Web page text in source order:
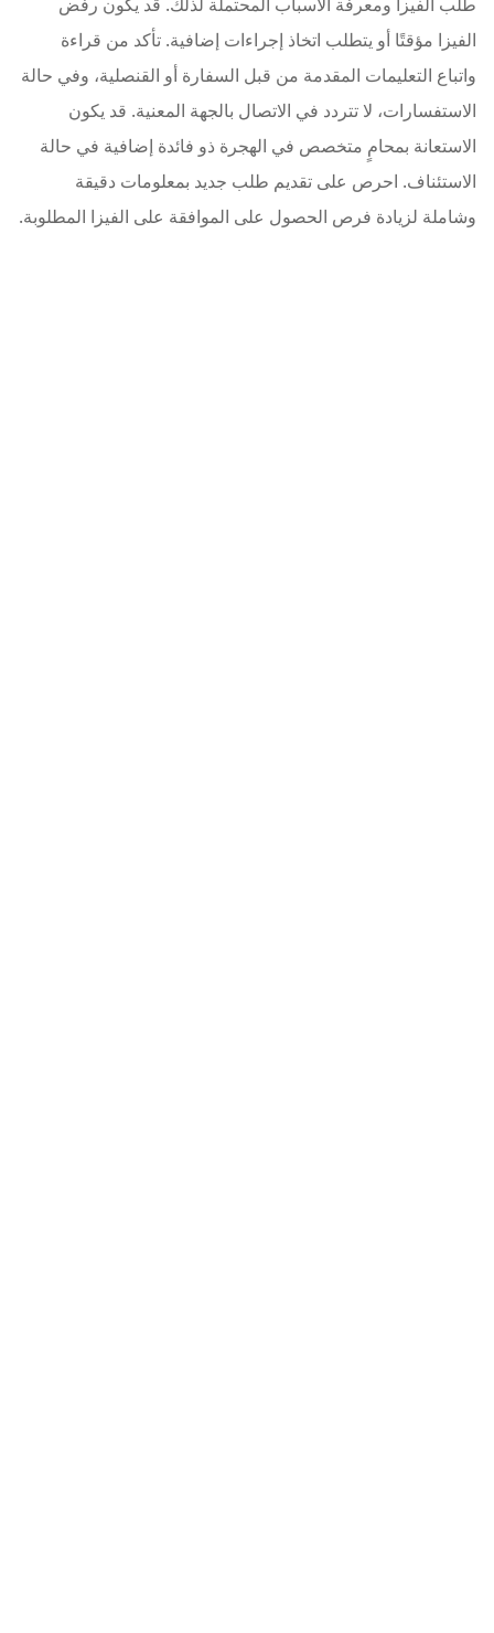
الفيزا مؤقتًا أو يتطلب اتخاذ إجراءات إضافية. تأكد من قراءة
واتباع التعليمات المقدمة من قبل السفارة أو القنصلية، وفي حالة
الاستفسارات، لا تتردد في الاتصال بالجهة المعنية. قد يكون
الاستعانة بمحامٍ متخصص في الهجرة ذو فائدة إضافية في حالة
الاستئناف. احرص على تقديم طلب جديد بمعلومات دقيقة
وشاملة لزيادة فرص الحصول على الموافقة على الفيزا المطلوبة.